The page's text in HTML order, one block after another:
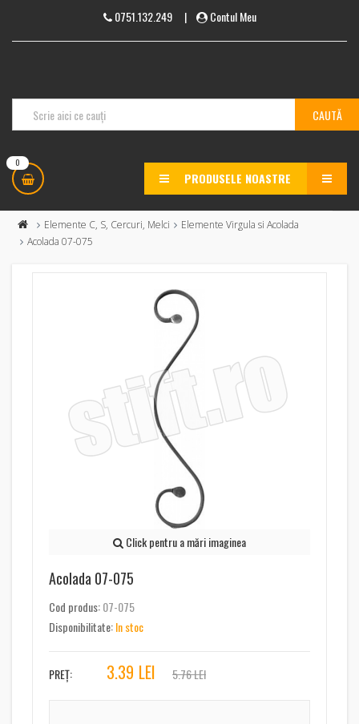
0751.132.249| Contul Meu
0
PRODUSELE NOASTRE MENU
Elemente C, S, Cercuri, Melci
Elemente Virgula si Acolada
Acolada 07-075
Click pentru a mări imaginea
Acolada 07-075
Cod produs:07-075
Disponibilitate:In stoc
PREȚ: 3.39 LEI 5.76 LEI